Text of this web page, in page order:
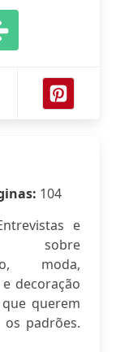
104
e
sobre
moda,
decoração
querem
padrões.